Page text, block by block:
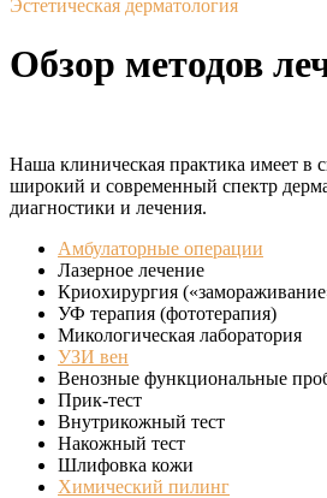
Эстетическая дерматология
Обзор методов
Наша клиническая практика имеет в
широкий и современный спектр
диагностики и лечения.
Амбулаторные операции
Лазерное лечение
Криохирургия
УФ терапия (фототерапия)
Микологическая лаборатория
УЗИ вен
Венозные функциональные
Прик-тест
Внутрикожный тест
Накожный тест
Шлифовка кожи
Химический пилинг